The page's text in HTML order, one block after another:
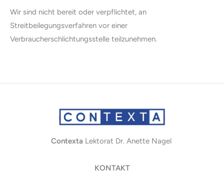
Wir sind nicht bereit oder verpflichtet, an
Streitbeilegungsverfahren vor einer
Verbraucherschlichtungsstelle teilzunehmen.
Contexta Lektorat Dr. Anette Nagel
KONTAKT